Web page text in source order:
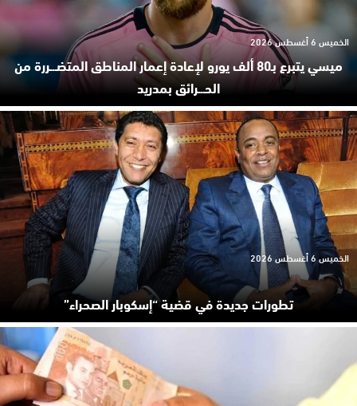
ميسي يتبرع بـ80 ألف يورو لإعادة إعمار المناطق المتضـ.ـررة من
الحـ.ـرائق بمدريد
الخميس 6 أغسطس 2026
تطورات جديدة في قضية “إسكوبار الصحراء”
الخميس 6 أغسطس 2026